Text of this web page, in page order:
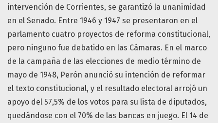
intervención de Corrientes, se garantizó la unanimidad
en el Senado. Entre 1946 y 1947 se presentaron en el
parlamento cuatro proyectos de reforma constitucional,
pero ninguno fue debatido en las Cámaras. En el marco
de la campaña de las elecciones de medio término de
mayo de 1948, Perón anunció su intención de reformar
el texto constitucional, y el resultado electoral arrojó un
apoyo del 57,5% de los votos para su lista de diputados,
quedándose con el 70% de las bancas en juego. El 14 de